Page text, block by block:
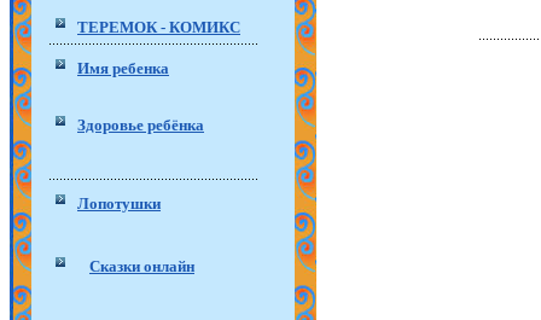
ТЕРЕМОК - КОМИКС
Имя ребенка
Здоровье ребёнка
Лопотушки
Сказки онлайн